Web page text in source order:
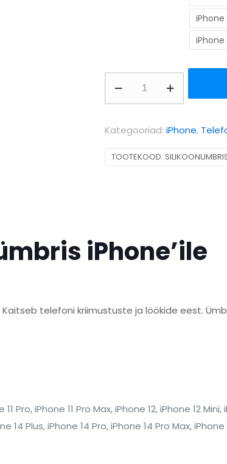
iPhone
kogus
Kategooriad: iPhone,
TOOTEKOOD:
iPhone’ile
Kaitseb telefoni kriimustuste ja löökide eest.
Pro, iPhone 11 Pro Max, iPhone 12, iPhone 12
14 Plus, iPhone 14 Pro, iPhone 14 Pro Max,